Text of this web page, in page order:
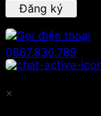
Đăng ký
0867.836.789
×